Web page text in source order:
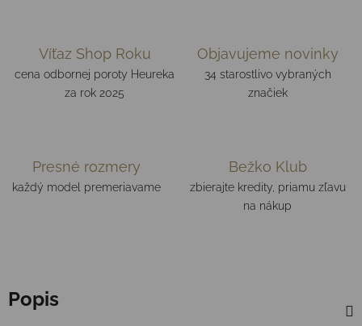
Víťaz Shop Roku
cena odbornej poroty Heureka
za rok 2025
Objavujeme novinky
34 starostlivo vybraných
značiek
Presné rozmery
každý model premeriavame
Bežko Klub
zbierajte kredity, priamu zľavu
na nákup
Popis